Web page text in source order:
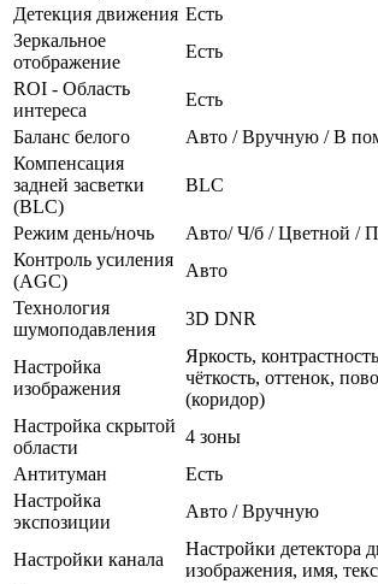
Детекция движения Есть
Зеркальное
отображение
Есть
ROI - Область
интереса
Есть
Баланс белого
Авто / Вручную / В
Компенсация
задней засветки
(BLC)
BLC
Режим день/ночь
Авто/ Ч/б / Цветной /
Контроль усиления
(AGC)
Авто
Технология
шумоподавления
3D DNR
Настройка
изображения
Яркость,
чёткость, оттенок,
(коридор)
Настройка скрытой
области
4 зоны
Антитуман
Есть
Настройка
экспозиции
Авто / Вручную
Настройки канала
Настройки детектора
изображения, имя,